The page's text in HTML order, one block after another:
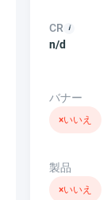
CR
n/d
バナー
×いいえ
製品
×いいえ